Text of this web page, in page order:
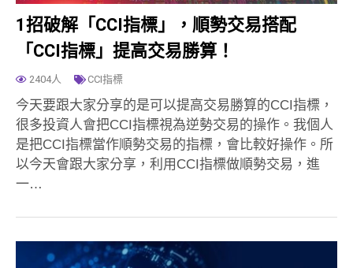
1招破解「CCI指標」，順勢交易搭配
「CCI指標」提高交易勝算！
2404人 CCI指標
今天要跟大家分享的是可以提高交易勝算的CCI指標，
很多投資人會把CCI指標視為逆勢交易的操作。我個人
是把CCI指標當作順勢交易的指標，會比較好操作。所
以今天會跟大家分享，利用CCI指標做順勢交易，進
一…